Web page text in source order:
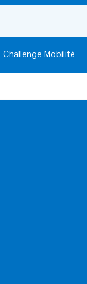
Challenge Mobilité